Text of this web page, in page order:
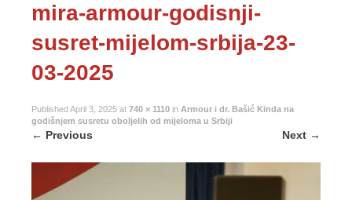
mira-armour-godisnji-
susret-mijelom-srbija-23-
03-2025
PublishedApril 3, 2025 at 740 × 1110 in Armour i dr. Bašić Kinda na
godišnjem susretu oboljelih od mijeloma u Srbiji
← Previous Next →